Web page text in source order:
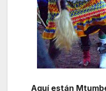
Aquí están